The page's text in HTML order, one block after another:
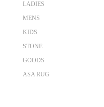
LADIES
MENS
KIDS
STONE
GOODS
ASA RUG